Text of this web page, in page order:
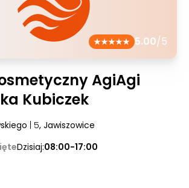
5.00/5
AgiAgi
Kubiczek
| 5, Jawiszowice
Dzisiaj:08:00-17:00